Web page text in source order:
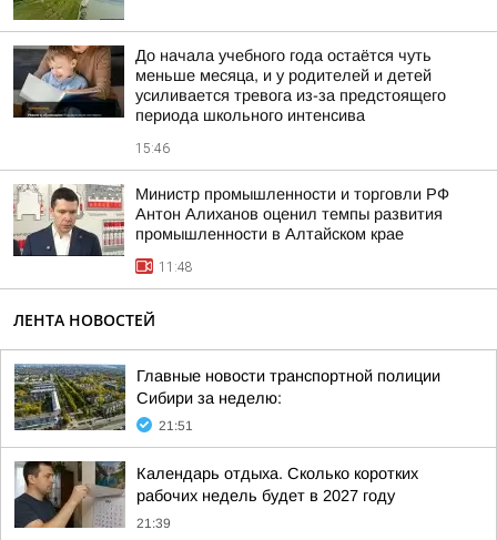
До начала учебного года остаётся чуть
меньше месяца, и у родителей и детей
усиливается тревога из-за предстоящего
периода школьного интенсива
15:46
Министр промышленности и торговли РФ
Антон Алиханов оценил темпы развития
промышленности в Алтайском крае
11:48
ЛЕНТА НОВОСТЕЙ
Главные новости транспортной полиции
Сибири за неделю:
21:51
Календарь отдыха. Сколько коротких
рабочих недель будет в 2027 году
21:39